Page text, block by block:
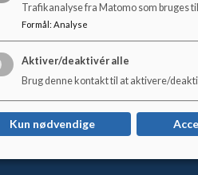
Trafikanalyse fra Matomo som bruges
Formål: Analyse
Aktiver/deaktivér alle
Brug denne kontakt til at aktivere/
Kun nødvendige